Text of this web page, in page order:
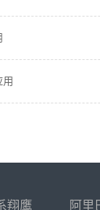
用
翔鹰 阿里